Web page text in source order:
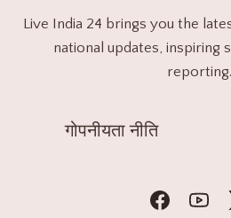
Live India 24 brings you the
national updates, inspiring
reporting.
गोपनीयता नीति